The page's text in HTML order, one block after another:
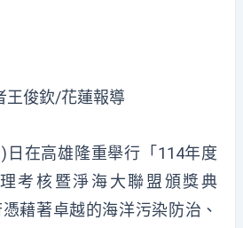
王俊欽/花蓮報導
日在高雄隆重舉行「114年度
考核暨淨海大聯盟頒獎典
藉著卓越的海洋污染防治、